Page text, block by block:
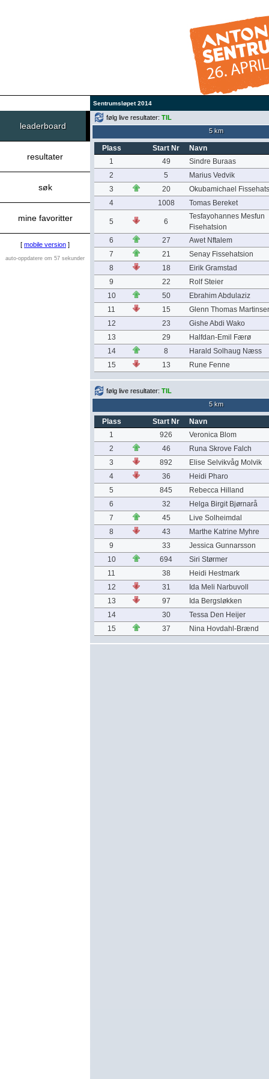
Sentrumsløpet 2014
leaderboard
resultater
søk
mine favoritter
[ mobile version ]
auto-oppdatere om 57 sekunder
følg live resultater: TIL
5 km
Plass Start Nr
Navn
1
49
Sindre Buraas
2
5
Marius Vedvik
3
20
Okubamichael
4
1008 Tomas Bereket
5 6
Tesfayohannes Mesfun
Fisehatsion
6
27
Awet Nftalem
7
21
Senay Fissehatsion
8
18
Eirik Gramstad
9
22
Rolf Steier
10
50
Ebrahim Abdulaziz
11
15
Glenn Thomas
12
23
Gishe Abdi Wako
13
29
Halfdan-Emil Færø
14
8
Harald Solhaug Næss
15
13 Rune Fenne
følg live resultater: TIL
5 km
Plass Start Nr
Navn
1
926
Veronica Blom
2
46
Runa Skrove Falch
3
892
Elise Selvikvåg Molvik
4
36
Heidi Pharo
5
845
Rebecca Hilland
6
32
Helga Birgit Bjørnarå
7
45
Live Solheimdal
8
43
Marthe Katrine Myhre
9
33
Jessica Gunnarsson
10
694
Siri Størmer
11
38
Heidi Hestmark
12
31
Ida Meli Narbuvoll
13
97
Ida Bergsløkken
14
30
Tessa Den Heijer
15
37 Nina Hovdahl-Brænd